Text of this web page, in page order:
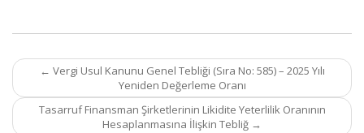
Post
navigation
← Vergi Usul Kanunu Genel Tebliği (Sıra No: 585) – 2025 Yılı
Yeniden Değerleme Oranı
Tasarruf Finansman Şirketlerinin Likidite Yeterlilik Oranının
Hesaplanmasına İlişkin Tebliğ →